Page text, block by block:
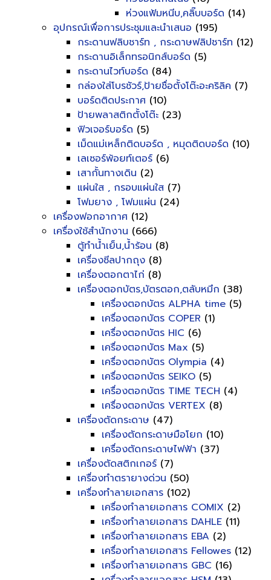
ห่วงแฟ้มหนีบ,คลิ๊บบอร์ด (14)
อุปกรณ์เพื่อการประชุมและนำเสนอ (195)
กระดานฟลิบชาร์ท , กระดาษฟลิปชาร์ท (12)
กระดานอิเล็กทรอนิกส์บอร์ด (5)
กระดานไวท์บอร์ด (84)
กล่องใส่โบรชัวร์,ป้ายชื่อตั้งโต๊ะอะคริลิค (7)
บอร์ดติดประกาศ (10)
ป้ายพลาสติกตั้งโต๊ะ (23)
ฟิวเจอร์บอร์ด (5)
เม็ดแม่เหล็กติดบอร์ด , หมุดติดบอร์ด (10)
เลเซอร์พ้อยท์เตอร์ (6)
เสากั้นทางเดิน (2)
แผ่นใส , กรอบแผ่นใส (7)
โฟมยาง , โฟมแผ่น (24)
เครื่องฟอกอากาศ (12)
เครื่องใช้สำนักงาน (666)
ตู้ทำน้ำเย็น,น้ำร้อน (8)
เครื่องซีลปากถุง (8)
เครื่องตอกตาไก่ (8)
เครื่องตอกบัตร,บัตรตอก,ตลับหมึก (38)
เครื่องตอกบัตร ALPHA time (5)
เครื่องตอกบัตร COPER (1)
เครื่องตอกบัตร HIC (6)
เครื่องตอกบัตร Max (5)
เครื่องตอกบัตร Olympia (4)
เครื่องตอกบัตร SEIKO (5)
เครื่องตอกบัตร TIME TECH (4)
เครื่องตอกบัตร VERTEX (8)
เครื่องตัดกระดาษ (47)
เครื่องตัดกระดาษมือโยก (10)
เครื่องตัดกระดาษไฟฟ้า (37)
เครื่องตัดสติกเกอร์ (7)
เครื่องทำตรายางด่วน (50)
เครื่องทำลายเอกสาร (102)
เครื่องทำลายเอกสาร COMIX (2)
เครื่องทำลายเอกสาร DAHLE (11)
เครื่องทำลายเอกสาร EBA (2)
เครื่องทำลายเอกสาร Fellowes (12)
เครื่องทำลายเอกสาร GBC (16)